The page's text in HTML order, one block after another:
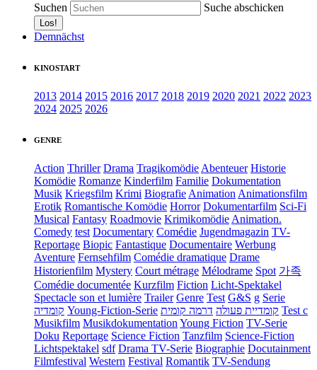
Suchen Suche abschicken
Demnächst
KINOSTART
2013 2014 2015 2016 2017 2018 2019 2020 2021 2022 2023
2024 2025 2026
GENRE
Action Thriller Drama Tragikomödie Abenteuer Historie
Komödie Romanze Kinderfilm Familie Dokumentation
Musik Kriegsfilm Krimi Biografie Animation Animationsfilm
Erotik Romantische Komödie Horror Dokumentarfilm Sci-Fi
Musical Fantasy Roadmovie Krimikomödie Animation.
Comedy test Documentary Comédie Jugendmagazin TV-
Reportage Biopic Fantastique Documentaire Werbung
Aventure Fernsehfilm Comédie dramatique Drame
Historienfilm Mystery Court métrage Mélodrame Spot 가족
Comédie documentée Kurzfilm Fiction Licht-Spektakel
Spectacle son et lumière Trailer Genre Test G&S g Serie
קומדיה Young-Fiction-Serie קומדיית פעולה דרמה קומית
Test c
Musikfilm Musikdokumentation Young Fiction TV-Serie
Doku Reportage Science Fiction Tanzfilm Science-Fiction
Lichtspektakel sdf Drama TV-Serie Biographie Docutainment
Filmfestival Western Festival Romantik TV-Sendung